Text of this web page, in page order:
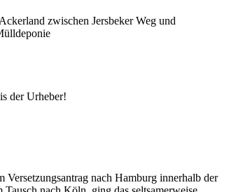
zwischen Jersbeker Weg und
der Urheber!
nach Hamburg innerhalb der